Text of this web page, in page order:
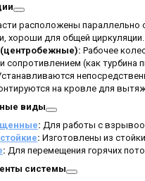
расположены параллельно
хороши для общей циркуляции.
Рабочее
сопротивлением (как турбина
на кровле для
виды
: Для работы с
: Изготовлены из
: Для перемещения горячих
системы